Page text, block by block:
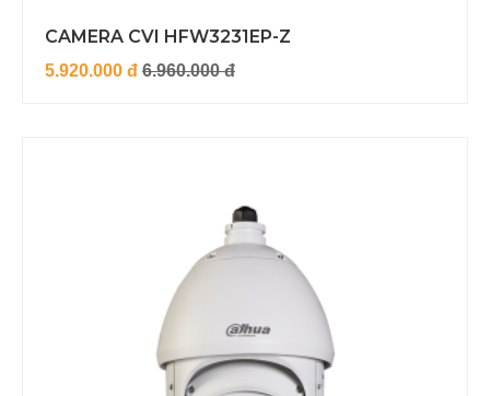
CAMERA CVI HFW3231EP-Z
5.920.000 đ 6.960.000 đ